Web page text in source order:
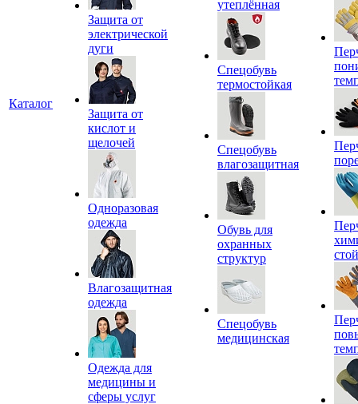
Каталог
Защита от
электрической
дуги
Защита от
кислот и
щелочей
Одноразовая
одежда
Влагозащитная
одежда
Одежда для
медицины и
сферы услуг
утеплённая
Спецобувь
термостойкая
Спецобувь
влагозащитная
Обувь для
охранных
структур
Спецобувь
медицинская